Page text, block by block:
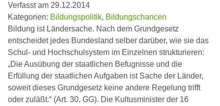
Verfasst am 29.12.2014
Kategorien: Bildungspolitik, Bildungschancen
Bildung ist Ländersache. Nach dem Grundgesetz
entscheidet jedes Bundesland selber darüber, wie sie das
Schul- und Hochschulsystem im Einzelnen strukturieren:
„Die Ausübung der staatlichen Befugnisse und die
Erfüllung der staatlichen Aufgaben ist Sache der Länder,
soweit dieses Grundgesetz keine andere Regelung trifft
oder zuläßt.“ (Art. 30, GG). Die Kultusminister der 16